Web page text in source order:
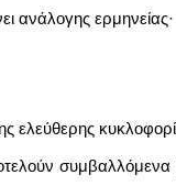
ανάλογης ερμηνείας·
ελεύθερης